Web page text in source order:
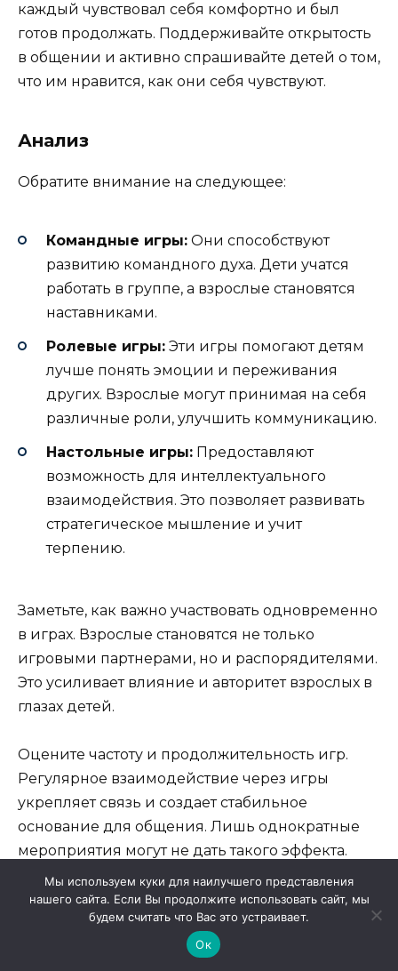
каждый чувствовал себя комфортно и был
готов продолжать. Поддерживайте открытость
в общении и активно спрашивайте детей о том,
что им нравится, как они себя чувствуют.
Анализ
Обратите внимание на следующее:
Командные игры: Они способствуют
развитию командного духа. Дети учатся
работать в группе, а взрослые становятся
наставниками.
Ролевые игры: Эти игры помогают детям
лучше понять эмоции и переживания
других. Взрослые могут принимая на себя
различные роли, улучшить коммуникацию.
Настольные игры: Предоставляют
возможность для интеллектуального
взаимодействия. Это позволяет развивать
стратегическое мышление и учит
терпению.
Заметьте, как важно участвовать одновременно
в играх. Взрослые становятся не только
игровыми партнерами, но и распорядителями.
Это усиливает влияние и авторитет взрослых в
глазах детей.
Оцените частоту и продолжительность игр.
Регулярное взаимодействие через игры
укрепляет связь и создает стабильное
основание для общения. Лишь однократные
мероприятия могут не дать такого эффекта.
Соберите обратную связь. Проводите опросы
среди детей и взрослых, чтобы понять, что им
нравится в играх, а что нет. Это поможет вам
Мы используем куки для наилучшего представления
нашего сайта. Если Вы продолжите использовать сайт, мы
будем считать что Вас это устраивает.
Ок